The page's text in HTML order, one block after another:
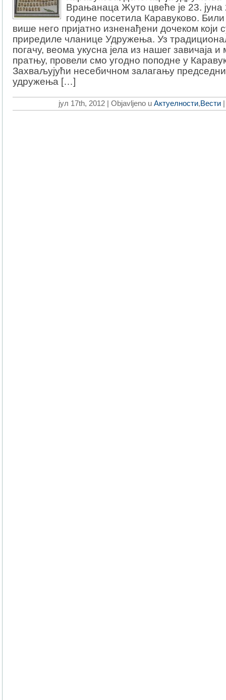
Врањанаца Жуто цвеће је 23. јуна
године посетила Каравуково.
више него пријатно изненађени дочеком који
приредиле чланице Удружења. Уз
погачу, веома укусна јела из нашег завичаја и
пратњу, провели смо угодно поподне у
Захваљујући несебичном залагању
удружења […]
јул 17th, 2012 | Objavljeno u Актуелности,Вести